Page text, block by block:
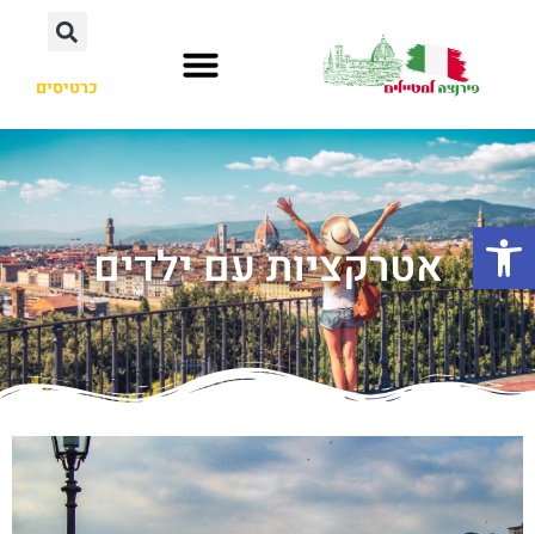
כרטיסים
אטרקציות עם ילדיםפתח סרגל נגישות